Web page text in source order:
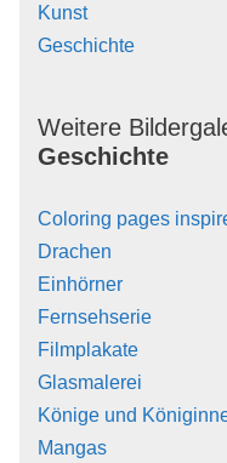
Kunst
Geschichte
Weitere
Geschichte
Coloring pages
Drachen
Einhörner
Fernsehserie
Filmplakate
Glasmalerei
Könige und
Mangas